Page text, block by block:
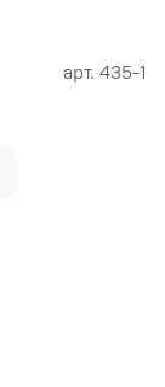
арт. 435-1